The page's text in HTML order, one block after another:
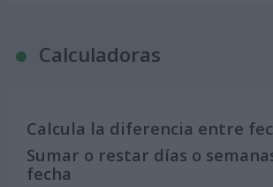
Calculadoras
Calcula la diferencia entre
Sumar o restar días o
fecha